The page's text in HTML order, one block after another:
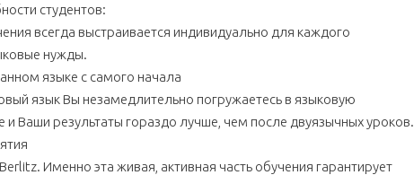
студентов:
всегда выстраивается индивидуально для каждого
нужды.
языке с самого начала
язык Вы незамедлительно погружаетесь в языковую
и Ваши результаты гораздо лучше, чем после двуязычных уроков.
Именно эта живая, активная часть обучения гарантирует